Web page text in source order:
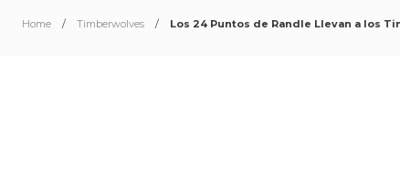
Home Timberwolves Los 24 Puntos de Randle Llevan a los